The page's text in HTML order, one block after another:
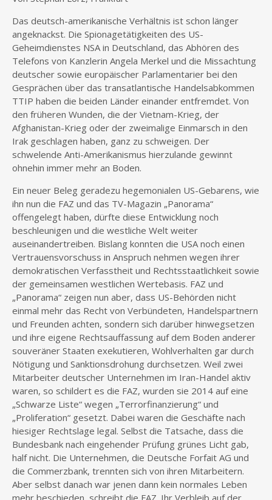
Das deutsch-amerikanische Verhältnis ist schon länger
angeknackst. Die Spionagetätigkeiten des US-
Geheimdienstes NSA in Deutschland, das Abhören des
Telefons von Kanzlerin Angela Merkel und die Missachtung
deutscher sowie europäischer Parlamentarier bei den
Gesprächen über das transatlantische Handelsabkommen
TTIP haben die beiden Länder einander entfremdet. Von
den früheren Wunden, die der Vietnam-Krieg, der
Afghanistan-Krieg oder der zweimalige Einmarsch in den
Irak geschlagen haben, ganz zu schweigen. Der
schwelende Anti-Amerikanismus hierzulande gewinnt
ohnehin immer mehr an Boden.
Ein neuer Beleg geradezu hegemonialen US-Gebarens, wie
ihn nun die FAZ und das TV-Magazin „Panorama“
offengelegt haben, dürfte diese Entwicklung noch
beschleunigen und die westliche Welt weiter
auseinandertreiben. Bislang konnten die USA noch einen
Vertrauensvorschuss in Anspruch nehmen wegen ihrer
demokratischen Verfasstheit und Rechtsstaatlichkeit sowie
der gemeinsamen westlichen Wertebasis. FAZ und
„Panorama“ zeigen nun aber, dass US-Behörden nicht
einmal mehr das Recht von Verbündeten, Handelspartnern
und Freunden achten, sondern sich darüber hinwegsetzen
und ihre eigene Rechtsauffassung auf dem Boden anderer
souveräner Staaten exekutieren, Wohlverhalten gar durch
Nötigung und Sanktionsdrohung durchsetzen. Weil zwei
Mitarbeiter deutscher Unternehmen im Iran-Handel aktiv
waren, so schildert es die FAZ, wurden sie 2014 auf eine
„Schwarze Liste“ wegen „Terrorfinanzierung“ und
„Proliferation“ gesetzt. Dabei waren die Geschäfte nach
hiesiger Rechtslage legal. Selbst die Tatsache, dass die
Bundesbank nach eingehender Prüfung grünes Licht gab,
half nicht. Die Unternehmen, die Deutsche Forfait AG und
die Commerzbank, trennten sich von ihren Mitarbeitern.
Aber selbst danach war jenen dann kein normales Leben
mehr beschieden, schreibt die FAZ. Ihr Verbleib auf der